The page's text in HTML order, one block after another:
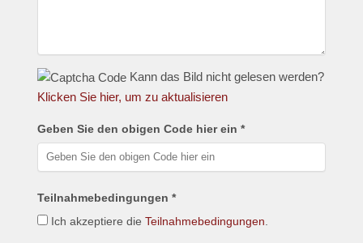
Kann das Bild nicht gelesen werden?
Klicken Sie hier, um zu aktualisieren
Geben Sie den obigen Code hier ein *
Teilnahmebedingungen *
Ich akzeptiere die Teilnahmebedingungen